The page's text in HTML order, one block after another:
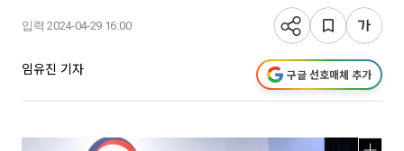
입력 2024-04-29 16:00
임유진 기자 구글 선호매체 추가